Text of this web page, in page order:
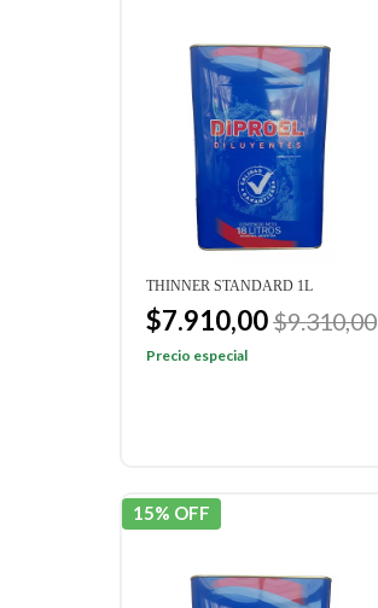
THINNER STANDARD 1L
$7.910,00$9.310,00
Precio especial
15% OFF